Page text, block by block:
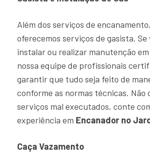
Além dos serviços de
oferecemos serviços de gasista. Se
instalar ou realizar manutenção em
nossa equipe de profissionais
garantir que tudo seja feito de
conforme as normas técnicas. Não
serviços mal executados, conte
experiência em Encanador no
Caça Vazamento